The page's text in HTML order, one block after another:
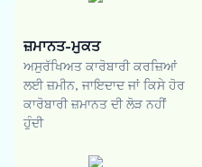
ਜ਼ਮਾਨਤ-ਮੁਕਤ
ਅਸੁਰੱਖਿਅਤ ਕਾਰੋਬਾਰੀ ਕਰਜ਼ਿਆਂ
ਲਈ ਜ਼ਮੀਨ, ਜਾਇਦਾਦ ਜਾਂ ਕਿਸੇ ਹੋਰ
ਕਾਰੋਬਾਰੀ ਜ਼ਮਾਨਤ ਦੀ ਲੋੜ ਨਹੀਂ
ਹੁੰਦੀ